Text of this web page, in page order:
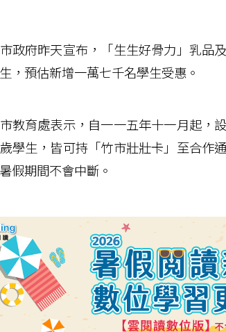
政府昨天宣布，「生生好骨力」乳品
，預估新增一萬七千名學生受惠。
教育處表示，自一一五年十一月起，
學生，皆可持「竹市壯壯卡」至合作
假期間不會中斷。